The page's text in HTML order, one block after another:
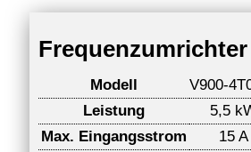
Frequenzumrichter
Modell
V900-
Leistung
5,5
Max. Eingangsstrom
15 A